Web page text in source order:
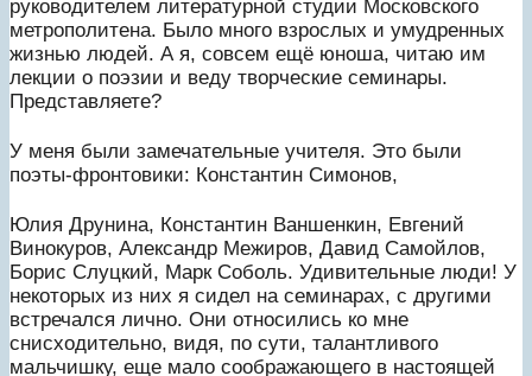
руководителем литературной студии Московского
метрополитена. Было много взрослых и умудренных
жизнью людей. А я, совсем ещё юноша, читаю им
лекции о поэзии и веду творческие семинары.
Представляете?
У меня были замечательные учителя. Это были
поэты-фронтовики: Константин Симонов,
Юлия Друнина, Константин Ваншенкин, Евгений
Винокуров, Александр Межиров, Давид Самойлов,
Борис Слуцкий, Марк Соболь. Удивительные люди! У
некоторых из них я сидел на семинарах, с другими
встречался лично. Они относились ко мне
снисходительно, видя, по сути, талантливого
мальчишку, еще мало соображающего в настоящей